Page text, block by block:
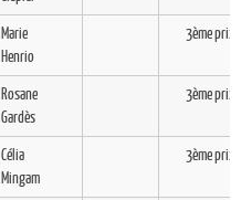
Marie
Henrio
3ème prix
Rosane
Gardès
3ème prix
Célia
Mingam
3ème prix